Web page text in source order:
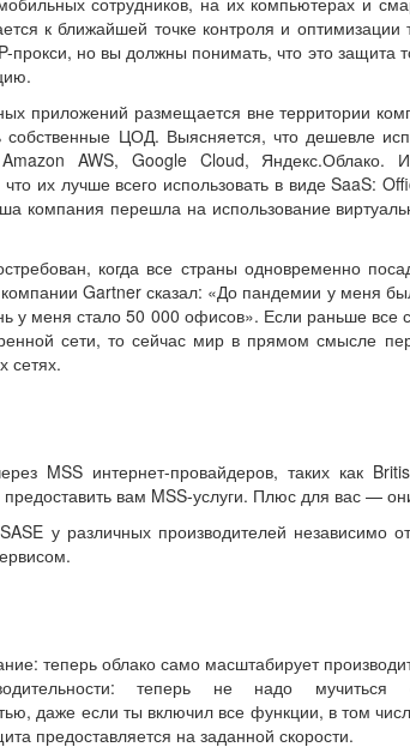
к ближайшей точке контроля и
прокси, но вы должны понимать, что это защита
приложений размещается вне территории
собственные ЦОД. Выясняется, что дешевле
AWS, Google Cloud, Яндекс.Облако.
их лучше всего использовать в виде SaaS:
компания перешла на использование
когда все страны одновременно
Gartner сказал: «До пандемии у меня
у меня стало 50 000 офисов». Если раньше все
сети, то сейчас мир в прямом смысле
сетях.
MSS интернет-провайдеров, таких как
предоставить вам MSS-услуги. Плюс для вас —
у различных производителей независимо
теперь облако само масштабирует
теперь не надо
даже если ты включил все функции, в том
предоставляется на заданной скорости.